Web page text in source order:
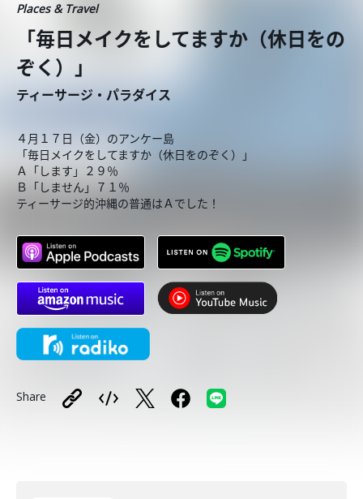
Places & Travel
「毎日メイクをしてますか（休日をの
ぞく）」
ティーサージ・パラダイス
４月１７日（金）のアンケー島
「毎日メイクをしてますか（休日をのぞく）」
Ａ「します」２９％
Ｂ「しません」７１％
ティーサージ的沖縄の普通はＡでした！
Share